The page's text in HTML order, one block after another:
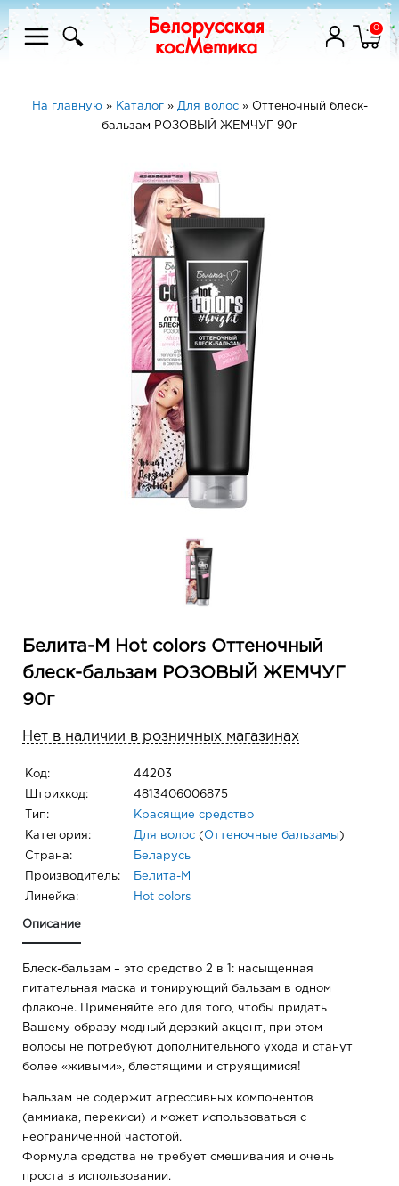
0
На главную» Каталог» Для волос» Оттеночный блеск-
бальзам РОЗОВЫЙ ЖЕМЧУГ 90г
Белита-М Hot colors Оттеночный
блеск-бальзам РОЗОВЫЙ ЖЕМЧУГ
90г
Нет в наличии в розничных магазинах
Код: 44203
Штрихкод: 4813406006875
Тип: Красящие средство
Категория: Для волос ( Оттеночные бальзамы )
Страна: Беларусь
Производитель: Белита-М
Линейка: Hot colors
Описание
Блеск-бальзам – это средство 2 в 1: насыщенная
питательная маска и тонирующий бальзам в одном
флаконе. Применяйте его для того, чтобы придать
Вашему образу модный дерзкий акцент, при этом
волосы не потребуют дополнительного ухода и станут
более «живыми», блестящими и струящимися!
Бальзам не содержит агрессивных компонентов
(аммиака, перекиси) и может использоваться с
неограниченной частотой.
Формула средства не требует смешивания и очень
проста в использовании.